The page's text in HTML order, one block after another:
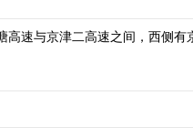
高速与京津二高速之间，西侧